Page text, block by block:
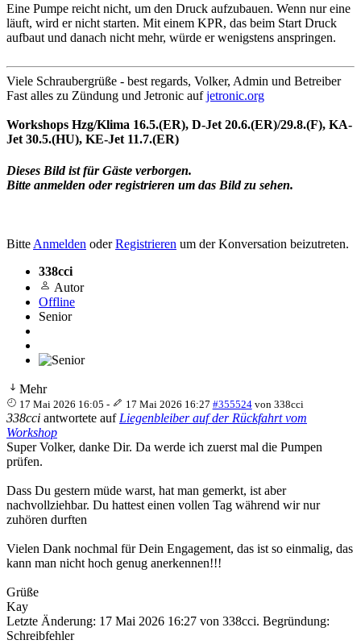
Eine Pumpe reicht nicht, um den Druck aufzubauen. Wenn nur eine
läuft, wird er nicht starten. Mit einem KPR, das beim Start Druck
aufbaut und danach nicht mehr, würde er wenigstens anspringen.
Viele Schraubergrüße - best regards, Volker, Admin und Betreiber
Fast alles zu Zündung und Jetronic aufjetronic.org
Workshops Hzg/Klima 16.5.(ER), D-Jet 20.6.(ER)/29.8.(F), KA-
Jet 30.5.(HU), KE-Jet 11.7.(ER)
Dieses Bild ist für Gäste verborgen.
Bitte anmelden oder registrieren um das Bild zu sehen.
Bitte Anmelden oderRegistrieren um der Konversation beizutreten.
338cci
Autor
Offline
Senior
Mehr
17 Mai 2026 16:05 - 17 Mai 2026 16:27 #355524 von 338cci
338cci antwortete auf Liegenbleiber auf der Rückfahrt vom
Workshop
Super Volker, danke Dir. Da werde ich zuerst mal die Pumpen
prüfen.
Dass Du gestern müde warst, hat man gemerkt, ist aber
nachvollziehbar. Du hattest einen vollen Tag während wir nur
zuhören durften
Vielen Dank nochmal für Dein Engagement, das ist so einmalig, das
kann man nicht hoch genug anerkennen!!!
Grüße
Kay
Letzte Änderung: 17 Mai 2026 16:27 von 338cci. Begründung:
Schreibfehler